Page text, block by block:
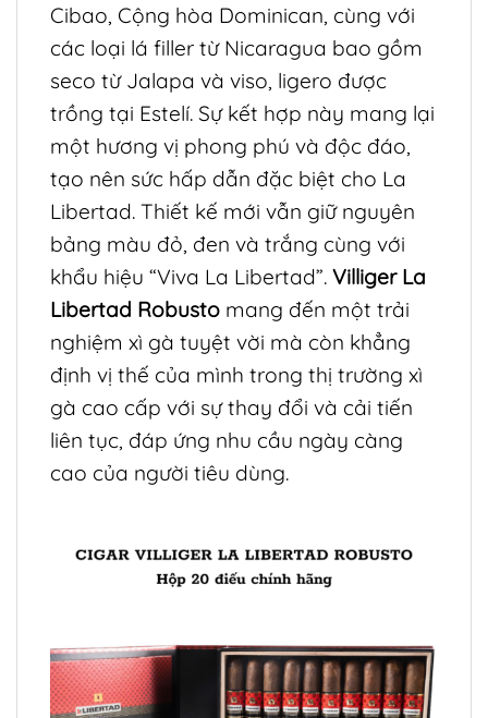
Cibao, Cộng hòa Dominican, cùng với
các loại lá filler từ Nicaragua bao gồm
seco từ Jalapa và viso, ligero được
trồng tại Estelí. Sự kết hợp này mang lại
một hương vị phong phú và độc đáo,
tạo nên sức hấp dẫn đặc biệt cho La
Libertad. Thiết kế mới vẫn giữ nguyên
bảng màu đỏ, đen và trắng cùng với
khẩu hiệu “Viva La Libertad”. Villiger La
Libertad Robusto mang đến một trải
nghiệm xì gà tuyệt vời mà còn khẳng
định vị thế của mình trong thị trường xì
gà cao cấp với sự thay đổi và cải tiến
liên tục, đáp ứng nhu cầu ngày càng
cao của người tiêu dùng.